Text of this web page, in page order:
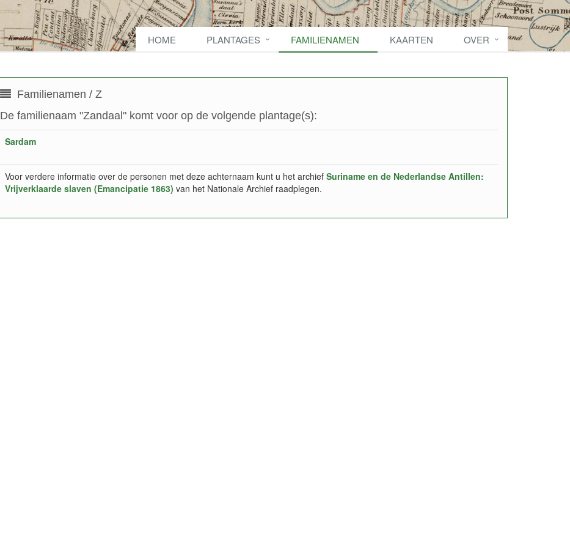
HOME PLANTAGES FAMILIENAMEN KAARTEN OVER
Familienamen / Z
De familienaam "Zandaal" komt voor op de volgende plantage(s):
Sardam
Voor verdere informatie over de personen met deze achternaam kunt u het archief Suriname en de Nederlandse Antillen:
Vrijverklaarde slaven (Emancipatie 1863) van het Nationale Archief raadplegen.